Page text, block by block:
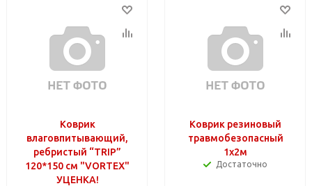
Коврик
влаговпитывающий,
ребристый “TRIP”
120*150 см "VORTEX"
УЦЕНКА!
Коврик резиновый
травмобезопасный
1х2м
Достаточно